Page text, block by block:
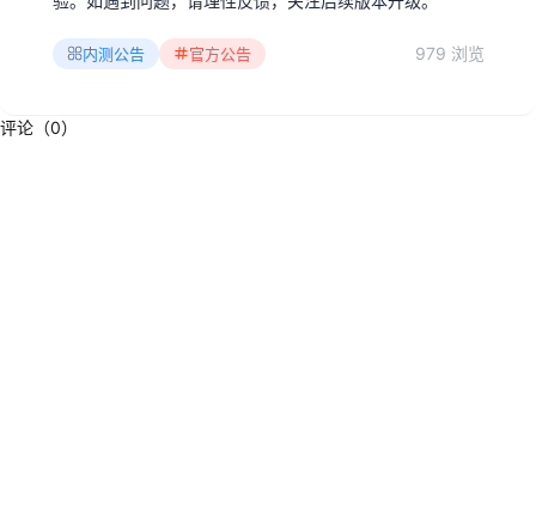
内测公告 官方公告 979 浏览
评论（0）